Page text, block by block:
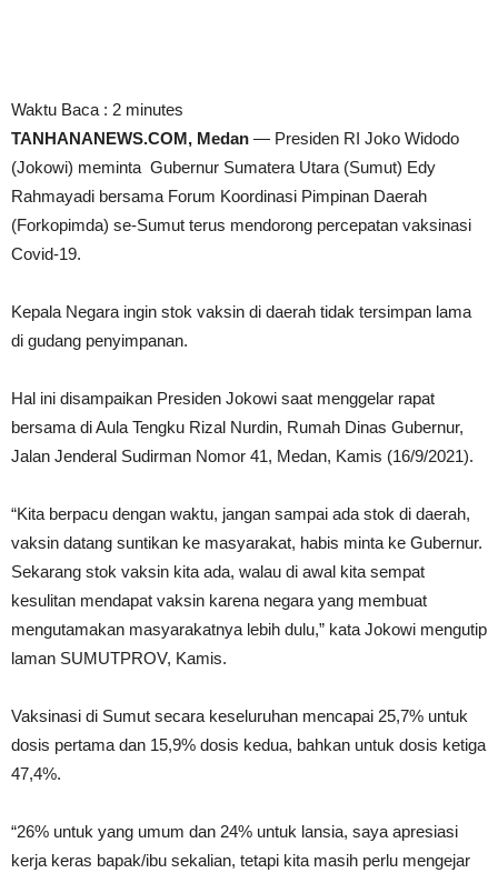
Waktu Baca : 2 minutes
TANHANANEWS.COM, Medan — Presiden RI Joko Widodo
(Jokowi) meminta Gubernur Sumatera Utara (Sumut) Edy
Rahmayadi bersama Forum Koordinasi Pimpinan Daerah
(Forkopimda) se-Sumut terus mendorong percepatan vaksinasi
Covid-19.
Kepala Negara ingin stok vaksin di daerah tidak tersimpan lama
di gudang penyimpanan.
Hal ini disampaikan Presiden Jokowi saat menggelar rapat
bersama di Aula Tengku Rizal Nurdin, Rumah Dinas Gubernur,
Jalan Jenderal Sudirman Nomor 41, Medan, Kamis (16/9/2021).
“Kita berpacu dengan waktu, jangan sampai ada stok di daerah,
vaksin datang suntikan ke masyarakat, habis minta ke Gubernur.
Sekarang stok vaksin kita ada, walau di awal kita sempat
kesulitan mendapat vaksin karena negara yang membuat
mengutamakan masyarakatnya lebih dulu,” kata Jokowi mengutip
laman SUMUTPROV, Kamis.
Vaksinasi di Sumut secara keseluruhan mencapai 25,7% untuk
dosis pertama dan 15,9% dosis kedua, bahkan untuk dosis ketiga
47,4%.
“26% untuk yang umum dan 24% untuk lansia, saya apresiasi
kerja keras bapak/ibu sekalian, tetapi kita masih perlu mengejar